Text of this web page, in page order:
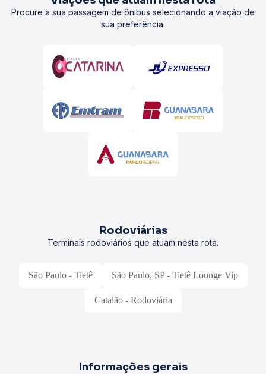
Procure a sua passagem de ônibus selecionando a viação de
sua preferência.
Rodoviárias
Terminais rodoviários que atuam nesta rota.
São Paulo - Tietê São Paulo, SP - Tietê Lounge Vip
Catalão - Rodoviária
Informações gerais